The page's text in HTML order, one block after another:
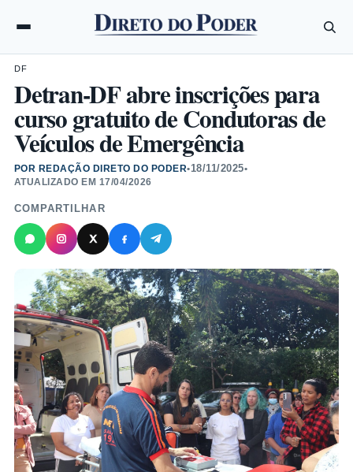
DF
Detran-DF abre inscrições para
curso gratuito de Condutoras de
Veículos de Emergência
POR REDAÇÃO DIRETO DO PODER•18/11/2025•
ATUALIZADO EM 17/04/2026
COMPARTILHAR